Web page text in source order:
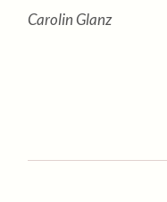
Carolin Glanz